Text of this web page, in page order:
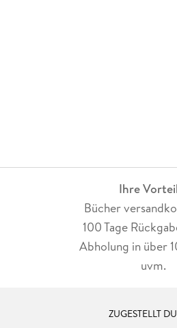
Ihre
Bücher
100 Tage
Abholung in über
uvm.
ZUGESTELLT